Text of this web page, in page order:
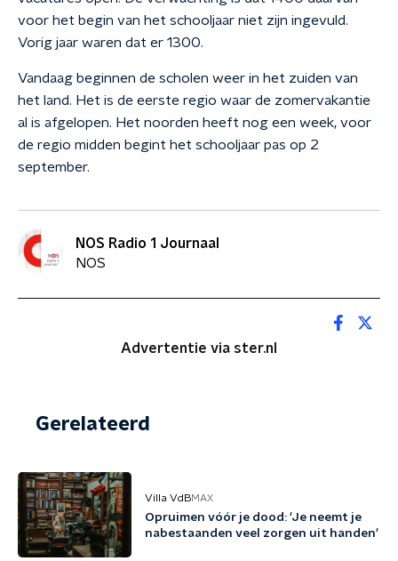
voor het begin van het schooljaar niet zijn ingevuld.
Vorig jaar waren dat er 1300.
Vandaag beginnen de scholen weer in het zuiden van
het land. Het is de eerste regio waar de zomervakantie
al is afgelopen. Het noorden heeft nog een week, voor
de regio midden begint het schooljaar pas op 2
september.
NOS Radio 1 Journaal
NOS
Advertentie via ster.nl
Gerelateerd
Villa VdBMAX
Opruimen vóór je dood: 'Je neemt je
nabestaanden veel zorgen uit handen'